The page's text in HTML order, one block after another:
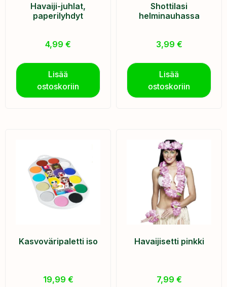
Havaiji-juhlat,
paperilyhdyt
4,99 €
Lisää
ostoskoriin
Shottilasi
helminauhassa
3,99 €
Lisää
ostoskoriin
Kasvoväripaletti iso
19,99 €
Havaijisetti pinkki
7,99 €